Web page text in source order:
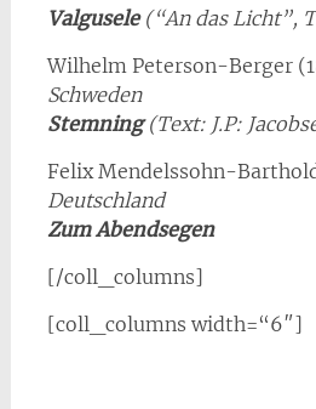
Valgusele(“An das Licht”,
Wilhelm Peterson-Berger
Schweden
Stemning(Text: J.P:
Felix Mendelssohn-
Deutschland
Zum Abendsegen
[/coll_columns]
[coll_columns width=“6″]